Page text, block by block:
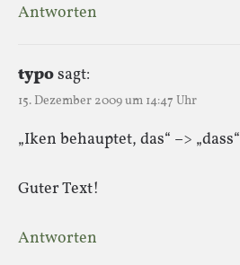
Antworten
typosagt:
15. Dezember 2009 um 14:47 Uhr
„Iken behauptet, das“ –> „dass“
Guter Text!
Antworten